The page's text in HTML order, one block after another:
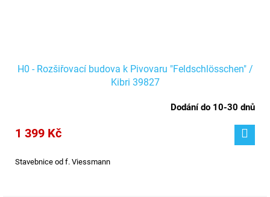
H0 - Rozšiřovací budova k Pivovaru "Feldschlösschen" /
Kibri 39827
Dodání do 10-30 dnů
1 399 Kč
Stavebnice od f. Viessmann